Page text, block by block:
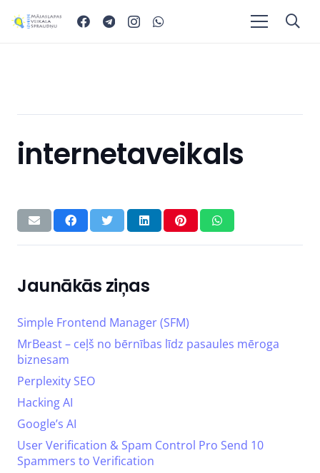
internetaveikals
Jaunākās ziņas
Simple Frontend Manager (SFM)
MrBeast – ceļš no bērnības līdz pasaules mēroga
biznesam
Perplexity SEO
Hacking AI
Google’s AI
User Verification & Spam Control Pro Send 10
Spammers to Verification